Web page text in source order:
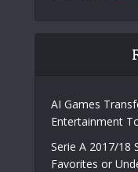
AI Games
Entertainment
Serie A 2017/18
Favorites or